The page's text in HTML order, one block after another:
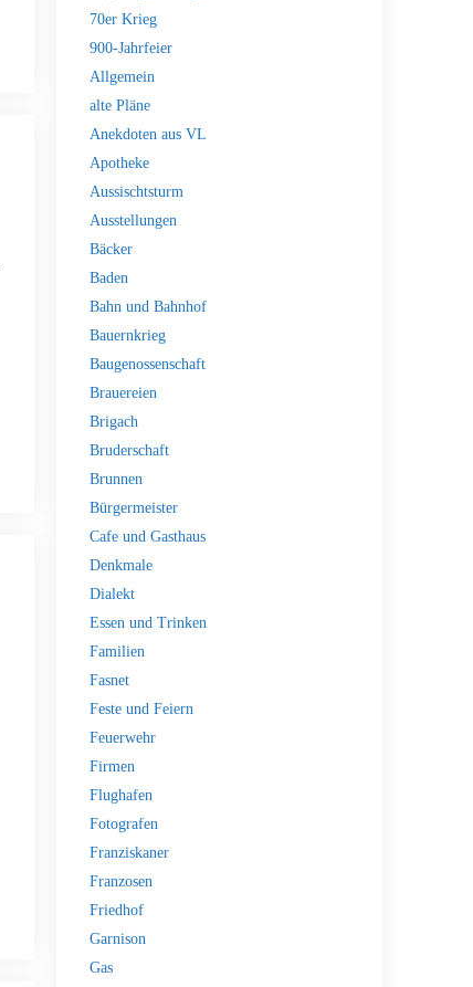
70er Krieg
900-Jahrfeier
Allgemein
alte Pläne
Anekdoten aus VL
Apotheke
Aussischtsturm
Ausstellungen
Bäcker
Baden
Bahn und Bahnhof
Bauernkrieg
Baugenossenschaft
Brauereien
Brigach
Bruderschaft
Brunnen
Bürgermeister
Cafe und Gasthaus
Denkmale
Dialekt
Essen und Trinken
Familien
Fasnet
Feste und Feiern
Feuerwehr
Firmen
Flughafen
Fotografen
Franziskaner
Franzosen
Friedhof
Garnison
Gas